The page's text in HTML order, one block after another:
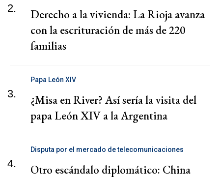
2.
Derecho a la vivienda: La Rioja avanza
con la escrituración de más de 220
familias
3.
Papa León XIV
¿Misa en River? Así sería la visita del
papa León XIV a la Argentina
4.
Disputa por el mercado de telecomunicaciones
Otro escándalo diplomático: China